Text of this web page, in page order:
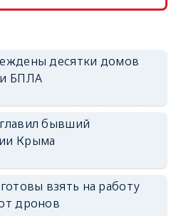
erid: 2SDnjdPjgYS
десятки домов
БПЛА
бывший
Крыма
взять на работу
дронов